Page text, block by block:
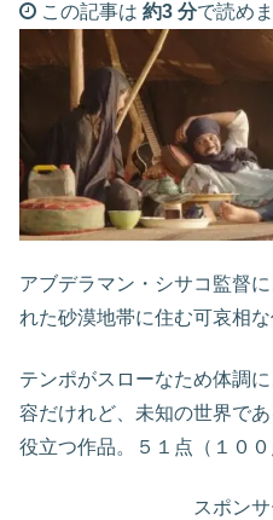
この記事は 約3 分で読めま
アブデラマン・シサコ監督
れた砂漠地帯に住む可哀相な
テンポがスローなため体調
容だけれど、未知の世界で
役立つ作品。５１点（１００
スポン